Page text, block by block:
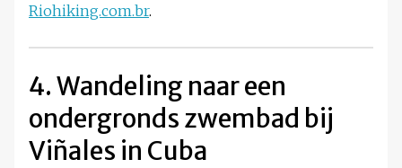
Riohiking.com.br.
4. Wandeling naar een
ondergronds zwembad bij
Viñales in Cuba